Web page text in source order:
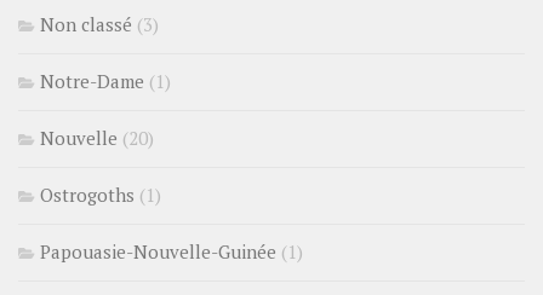
Non classé (3)
Notre-Dame (1)
Nouvelle (20)
Ostrogoths (1)
Papouasie-Nouvelle-Guinée (1)